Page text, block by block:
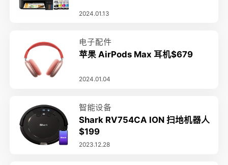
2024.01.13
电子配件
苹果 AirPods Max 耳机$679
2024.01.04
智能设备
Shark RV754CA ION 扫地机​​器人
$199
2023.12.28